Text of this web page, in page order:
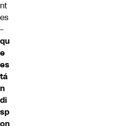
nt
es
–
qu
e
es
tá
n
di
sp
on